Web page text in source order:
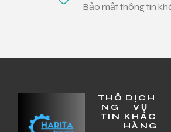
Bảo mật thông tin
THÔ
NG
TIN
DỊCH
VỤ
KHÁC
HÀNG